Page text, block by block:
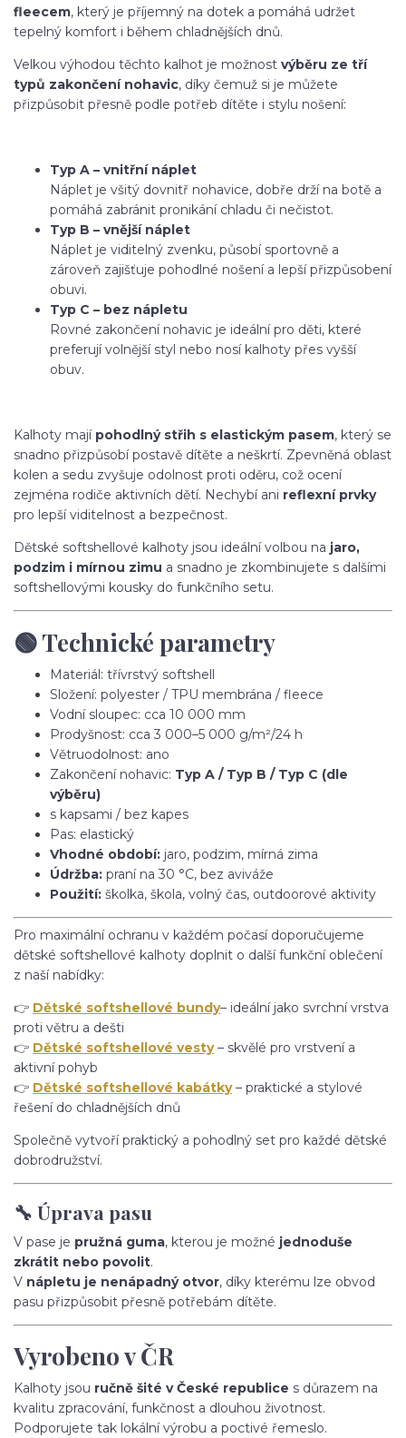
fleecem, který je příjemný na dotek a pomáhá udržet
tepelný komfort i během chladnějších dnů.
Velkou výhodou těchto kalhot je možnost výběru ze tří
typů zakončení nohavic, díky čemuž si je můžete
přizpůsobit přesně podle potřeb dítěte i stylu nošení:
Typ A – vnitřní náplet
Náplet je všitý dovnitř nohavice, dobře drží na botě a
pomáhá zabránit pronikání chladu či nečistot.
Typ B – vnější náplet
Náplet je viditelný zvenku, působí sportovně a
zároveň zajišťuje pohodlné nošení a lepší přizpůsobení
obuvi.
Typ C – bez nápletu
Rovné zakončení nohavic je ideální pro děti, které
preferují volnější styl nebo nosí kalhoty přes vyšší
obuv.
Kalhoty mají pohodlný střih s elastickým pasem, který se
snadno přizpůsobí postavě dítěte a neškrtí. Zpevněná oblast
kolen a sedu zvyšuje odolnost proti oděru, což ocení
zejména rodiče aktivních dětí. Nechybí ani reflexní prvky
pro lepší viditelnost a bezpečnost.
Dětské softshellové kalhoty jsou ideální volbou na jaro,
podzim i mírnou zimu a snadno je zkombinujete s dalšími
softshellovými kousky do funkčního setu.
🟢 Technické parametry
Materiál: třívrstvý softshell
Složení: polyester / TPU membrána / fleece
Vodní sloupec: cca 10 000 mm
Prodyšnost: cca 3 000–5 000 g/m²/24 h
Větruodolnost: ano
Zakončení nohavic: Typ A / Typ B / Typ C (dle
výběru)
s kapsami / bez kapes
Pas: elastický
Vhodné období: jaro, podzim, mírná zima
Údržba: praní na 30 °C, bez aviváže
Použití: školka, škola, volný čas, outdoorové aktivity
Pro maximální ochranu v každém počasí doporučujeme
dětské softshellové kalhoty doplnit o další funkční oblečení
z naší nabídky:
👉 Dětské softshellové bundy– ideální jako svrchní vrstva
proti větru a dešti
👉 Dětské softshellové vesty– skvělé pro vrstvení a
aktivní pohyb
👉 Dětské softshellové kabátky– praktické a stylové
řešení do chladnějších dnů
Společně vytvoří praktický a pohodlný set pro každé dětské
dobrodružství.
🔧 Úprava pasu
V pase je pružná guma, kterou je možné jednoduše
zkrátit nebo povolit.
V nápletu je nenápadný otvor, díky kterému lze obvod
pasu přizpůsobit přesně potřebám dítěte.
Vyrobeno v ČR
Kalhoty jsou ručně šité v České republice s důrazem na
kvalitu zpracování, funkčnost a dlouhou životnost.
Podporujete tak lokální výrobu a poctivé řemeslo.